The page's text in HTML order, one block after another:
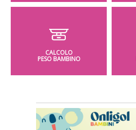
CALCOLO
PESO BAMBINO